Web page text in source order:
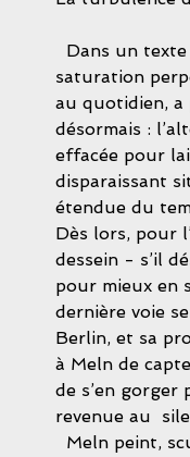
saturation
au quotidien, a
désormais :
effacée pour
disparaissant
étendue du
Dès lors, pour
dessein - s’il
pour mieux en
dernière voie
Berlin, et sa
à Meln de
de s’en
revenue au